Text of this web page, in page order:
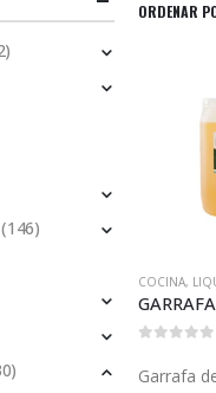
ORDENAR
COCINA,
Garrafa
(146)